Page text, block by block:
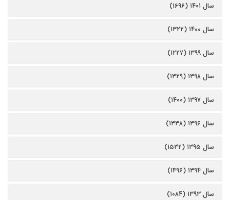
سال ۱۴۰۱ (۱۶۹۶)
سال ۱۴۰۰ (۱۳۲۲)
سال ۱۳۹۹ (۱۲۲۷)
سال ۱۳۹۸ (۱۳۲۹)
سال ۱۳۹۷ (۱۴۰۰)
سال ۱۳۹۶ (۱۳۳۸)
سال ۱۳۹۵ (۱۵۳۲)
سال ۱۳۹۴ (۱۴۹۶)
سال ۱۳۹۳ (۱۰۸۴)